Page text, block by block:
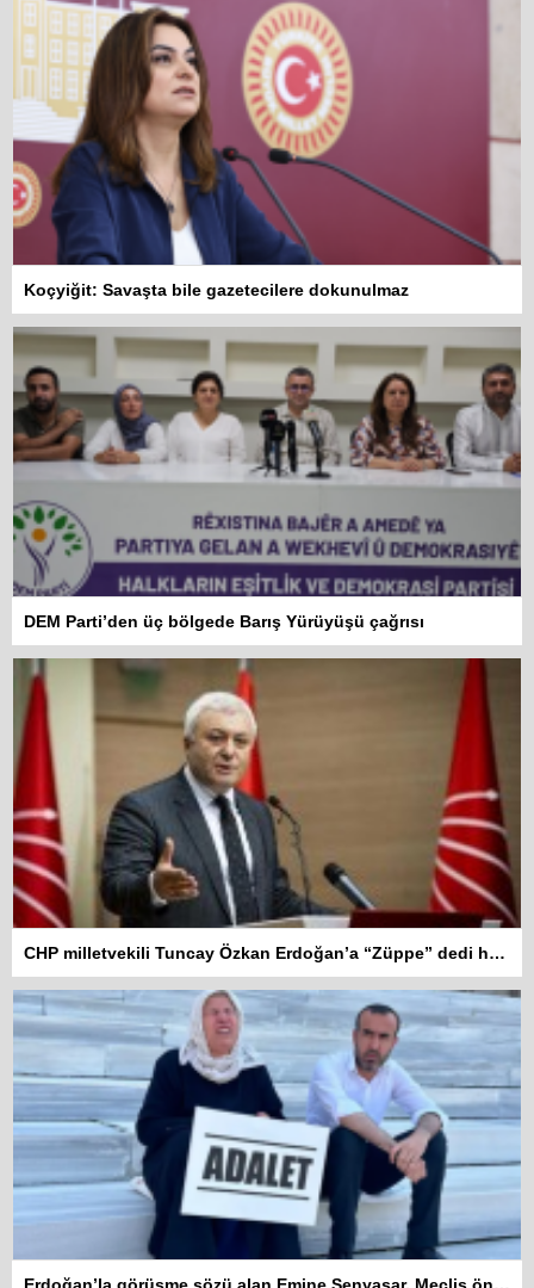
Koçyiğit: Savaşta bile gazetecilere dokunulmaz
DEM Parti’den üç bölgede Barış Yürüyüşü çağrısı
CHP milletvekili Tuncay Özkan Erdoğan’a “Züppe” dedi hakkında soruşturma açıldı
Kadına şiddet “Devlet” eliyle